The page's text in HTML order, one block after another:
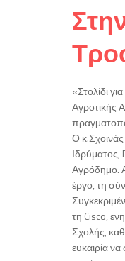
«Στολίδι
Αγροτικής
Ο
Ιδρύματος,
Αγρόδημο.
έργο, τη
τη Cisco,
Σχολής,
ευκαιρία